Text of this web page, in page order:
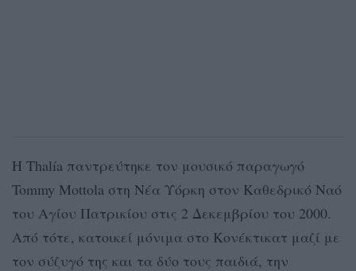
Η Thalía παντρεύτηκε τον μουσικό παραγωγό
Tommy Mottola στη Νέα Υόρκη στον Καθεδρικό Ναό
του Αγίου Πατρικίου στις 2 Δεκεμβρίου του 2000.
Από τότε, κατοικεί μόνιμα στο Κονέκτικατ μαζί με
τον σύζυγό της και τα δύο τους παιδιά, την